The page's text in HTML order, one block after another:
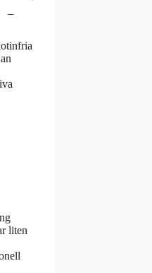
–
liten